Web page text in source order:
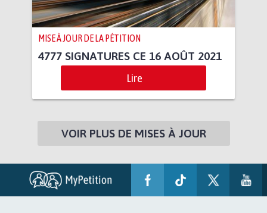
MISE À JOUR DE LA PÉTITION
4777 SIGNATURES CE 16 AOÛT 2021
Lire
VOIR PLUS DE MISES À JOUR